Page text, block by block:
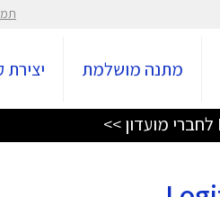
מתנה מושלמת